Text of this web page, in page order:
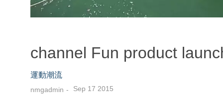
channel Fun product
運動潮流
nmgadmin Sep 17 2015